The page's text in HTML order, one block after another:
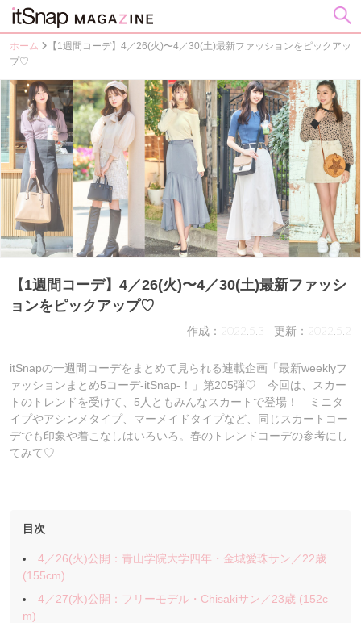
ホーム
【1週間コーデ】4／26(火)〜4／30(土)最新ファッションをピックアッ
プ♡
【1週間コーデ】4／26(火)〜4／30(土)最新ファッシ
ョンをピックアップ♡
作成：2022.5.3 更新：2022.5.2
itSnapの一週間コーデをまとめて見られる連載企画「最新weeklyフ
ァッションまとめ5コーデ-itSnap-！」第205弾♡ 今回は、スカー
トのトレンドを受けて、5人ともみんなスカートで登場！ ミニタ
イプやアシンメタイプ、マーメイドタイプなど、同じスカートコー
デでも印象や着こなしはいろいろ。春のトレンドコーデの参考にし
てみて♡
目次
4／26(火)公開：青山学院大学四年・金城愛珠サン／22歳
(155cm)
4／27(水)公開：フリーモデル・Chisakiサン／23歳 (152c
m)